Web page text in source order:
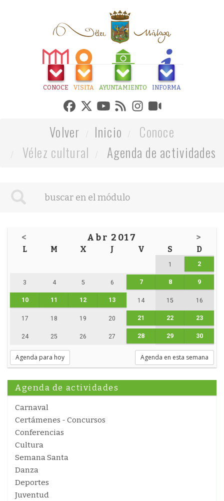
CONOCE VISITA AYUNTAMIENTO INFORMA
Volver Inicio
Conoce
Vélez cultural
Agenda de actividades
< Abr 2017 >
L M X J V S D
1 2
3 4 5 6 7 8 9
10 11 12 13 14 15 16
17 18 19 20 21 22 23
24 25 26 27 28 29 30
Agenda para hoy Agenda en esta semana
Agenda de actividades
Carnaval
Certámenes - Concursos
Conferencias
Cultura
Semana Santa
Danza
Deportes
Juventud